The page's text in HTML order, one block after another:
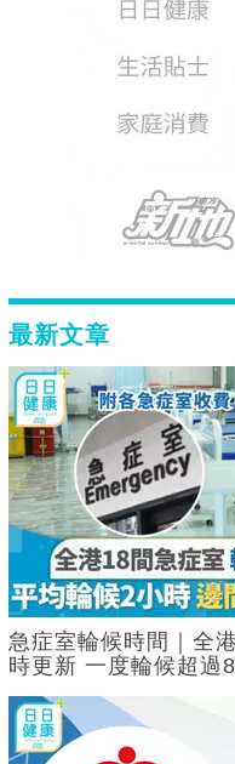
最新文章
急症室輪候時間｜全
時更新 一度輪候超過